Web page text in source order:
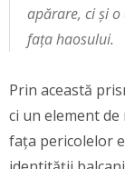
apărare, ci și
fața haosului.
Prin această
ci un element
fața pericolelor